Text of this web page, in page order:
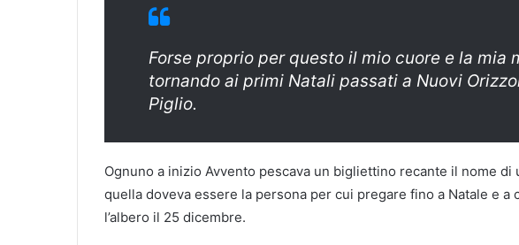
Forse proprio per questo il mio cuore e la mia
tornando ai primi Natali passati a Nuovi
Piglio.
Ognuno a inizio Avvento pescava un bigliettino recante il nome di
quella doveva essere la persona per cui pregare fino a Natale e
l’albero il 25 dicembre.